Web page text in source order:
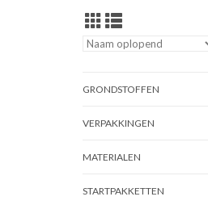
GRONDSTOFFEN
VERPAKKINGEN
MATERIALEN
STARTPAKKETTEN